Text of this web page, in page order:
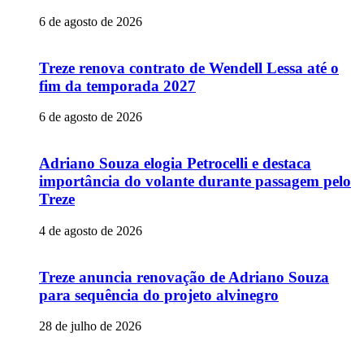
6 de agosto de 2026
Treze renova contrato de Wendell Lessa até o
fim da temporada 2027
6 de agosto de 2026
Adriano Souza elogia Petrocelli e destaca
importância do volante durante passagem pelo
Treze
4 de agosto de 2026
Treze anuncia renovação de Adriano Souza
para sequência do projeto alvinegro
28 de julho de 2026